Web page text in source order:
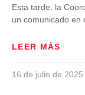
Esta tarde, la
un comunicado en
LEER MÁS
16 de julio de 2025